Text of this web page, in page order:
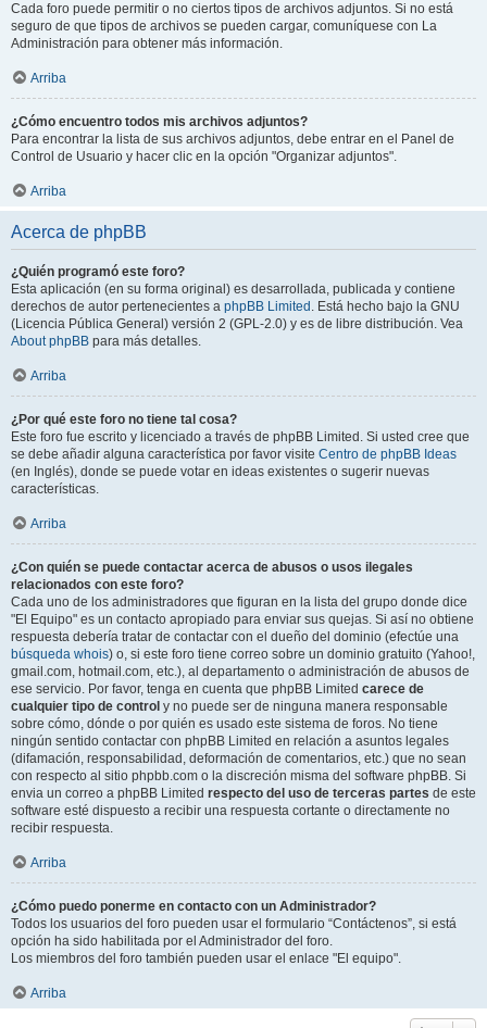
Cada foro puede permitir o no ciertos tipos de archivos adjuntos. Si no está
seguro de que tipos de archivos se pueden cargar, comuníquese con La
Administración para obtener más información.
Arriba
¿Cómo encuentro todos mis archivos adjuntos?
Para encontrar la lista de sus archivos adjuntos, debe entrar en el Panel de
Control de Usuario y hacer clic en la opción "Organizar adjuntos".
Arriba
Acerca de phpBB
¿Quién programó este foro?
Esta aplicación (en su forma original) es desarrollada, publicada y contiene
derechos de autor pertenecientes a phpBB Limited . Está hecho bajo la GNU
(Licencia Pública General) versión 2 (GPL-2.0) y es de libre distribución. Vea
About phpBB para más detalles.
Arriba
¿Por qué este foro no tiene tal cosa?
Este foro fue escrito y licenciado a través de phpBB Limited. Si usted cree que
se debe añadir alguna característica por favor visite Centro de phpBB Ideas
(en Inglés), donde se puede votar en ideas existentes o sugerir nuevas
características.
Arriba
¿Con quién se puede contactar acerca de abusos o usos ilegales
relacionados con este foro?
Cada uno de los administradores que figuran en la lista del grupo donde dice
"El Equipo" es un contacto apropiado para enviar sus quejas. Si así no obtiene
respuesta debería tratar de contactar con el dueño del dominio (efectúe una
búsqueda whois) o, si este foro tiene correo sobre un dominio gratuito (Yahoo!,
gmail.com, hotmail.com, etc.), al departamento o administración de abusos de
ese servicio. Por favor, tenga en cuenta que phpBB Limited carece de
cualquier tipo de control y no puede ser de ninguna manera responsable
sobre cómo, dónde o por quién es usado este sistema de foros. No tiene
ningún sentido contactar con phpBB Limited en relación a asuntos legales
(difamación, responsabilidad, deformación de comentarios, etc.) que no sean
con respecto al sitio phpbb.com o la discreción misma del software phpBB. Si
envia un correo a phpBB Limited respecto del uso de terceras partes de este
software esté dispuesto a recibir una respuesta cortante o directamente no
recibir respuesta.
Arriba
¿Cómo puedo ponerme en contacto con un Administrador?
Todos los usuarios del foro pueden usar el formulario “Contáctenos”, si está
opción ha sido habilitada por el Administrador del foro.
Los miembros del foro también pueden usar el enlace "El equipo".
Arriba